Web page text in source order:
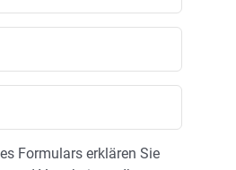
Formulars erklären Sie